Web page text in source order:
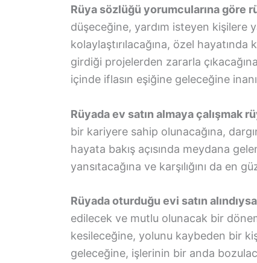
Rüya sözlüğü yorumcularına göre
düşeceğine, yardım isteyen kişilere
kolaylaştırılacağına, özel
girdiği projelerden zararla
içinde iflasın eşiğine geleceğine
Rüyada ev satın almaya çalışmak
bir kariyere sahip olunacağına,
hayata bakış açısında meydana
yansıtacağına ve karşılığını da en
Rüyada oturduğu evi satın alındıysa
edilecek ve mutlu olunacak bir
kesileceğine, yolunu kaybeden bir
geleceğine, işlerinin bir anda